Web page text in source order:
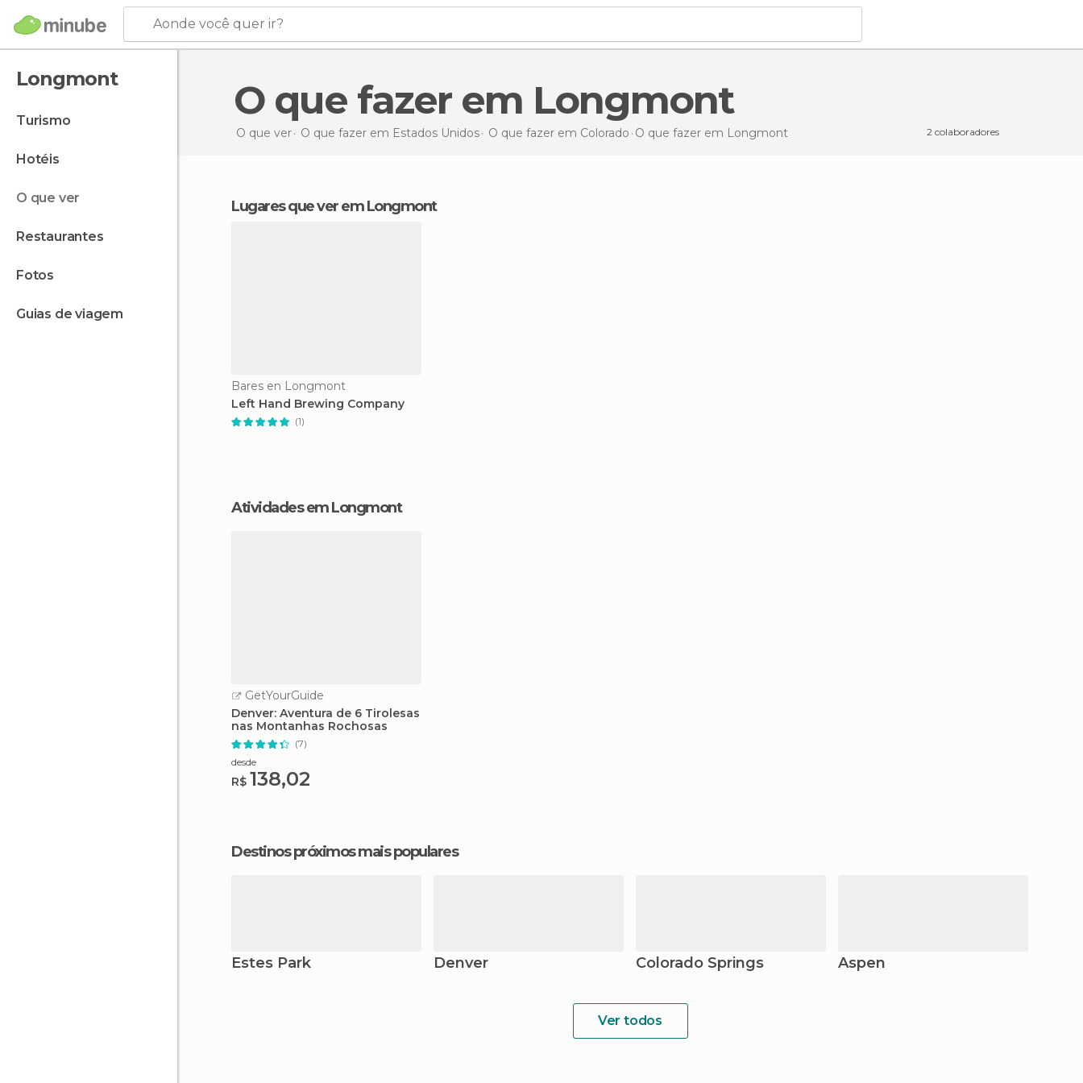
Aonde você quer ir?
Longmont
turismo
hotéis
o que ver
restaurantes
fotos
guias de viagem
O que fazer em Longmont
O que ver O que fazer em Estados Unidos O que fazer em Colorado O que fazer em Longmont 2 colaboradores
Lugares que ver em Longmont
Bares en Longmont
Left Hand Brewing Company
(1)
Atividades em Longmont
GetYourGuide
Denver: Aventura de 6 Tirolesas
nas Montanhas Rochosas
(7)
desde
R$ 138,02
Destinos próximos mais populares
Estes Park Denver Colorado Springs Aspen
Ver todos